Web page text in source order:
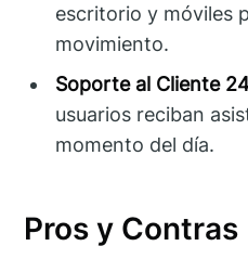
escritorio y móviles
movimiento.
Soporte al Cliente
usuarios reciban
momento del día.
Pros y Contras